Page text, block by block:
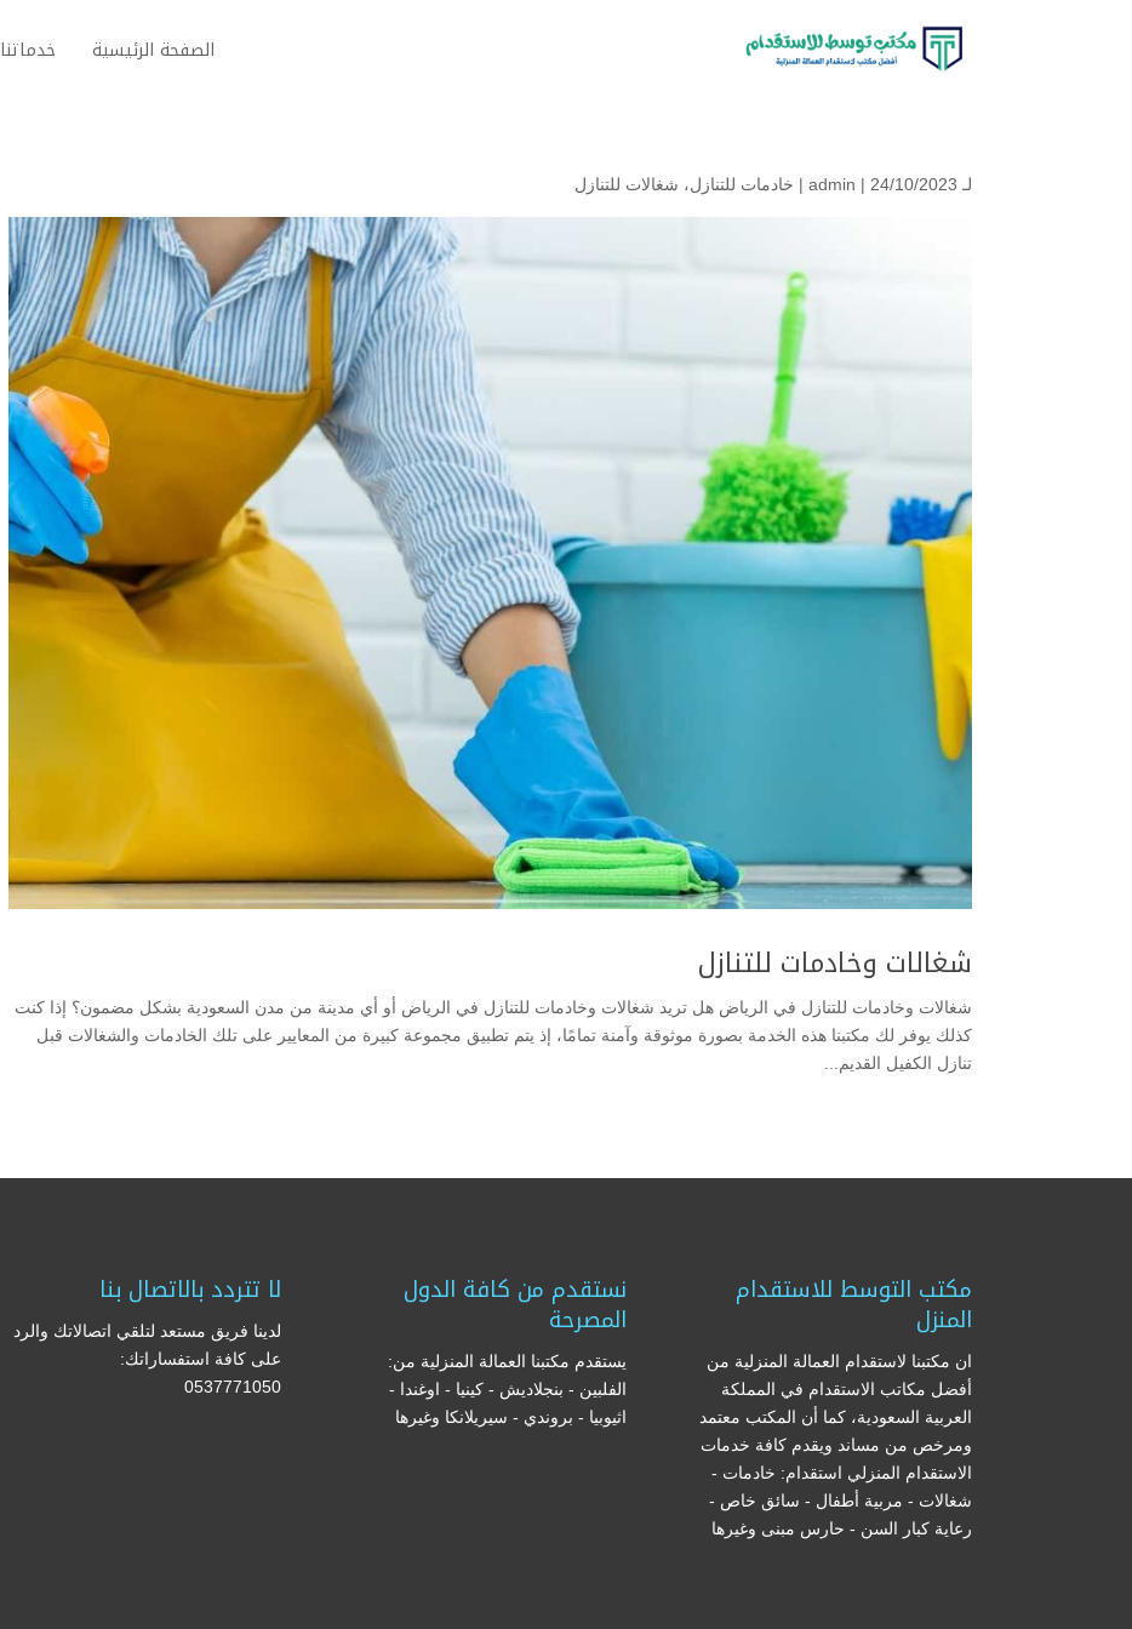
الصفحة الرئيسية خدماتنا
لـ admin | 24/10/2023 | خادمات للتنازل، شغالات للتنازل
شغالات وخادمات للتنازل
شغالات وخادمات للتنازل في الرياض هل تريد شغالات وخادمات للتنازل في الرياض أو أي مدينة من مدن السعودية بشكل مضمون؟ إذا كنت
كذلك يوفر لك مكتبنا هذه الخدمة بصورة موثوقة وآمنة تمامًا، إذ يتم تطبيق مجموعة كبيرة من المعايير على تلك الخادمات والشغالات قبل
تنازل الكفيل القديم...
مكتب التوسط للاستقدام
المنزل
ان مكتبنا لاستقدام العمالة المنزلية من
أفضل مكاتب الاستقدام في المملكة
العربية السعودية، كما أن المكتب معتمد
ومرخص من مساند ويقدم كافة خدمات
الاستقدام المنزلي استقدام: خادمات -
شغالات - مربية أطفال - سائق خاص -
رعاية كبار السن - حارس مبنى وغيرها
نستقدم من كافة الدول
المصرحة
يستقدم مكتبنا العمالة المنزلية من:
الفلبين - بنجلاديش - كينيا - اوغندا -
اثيوبيا - بروندي - سيريلانكا وغيرها
لا تتردد بالاتصال بنا
لدينا فريق مستعد لتلقي اتصالاتك والرد
على كافة استفساراتك:
0537771050